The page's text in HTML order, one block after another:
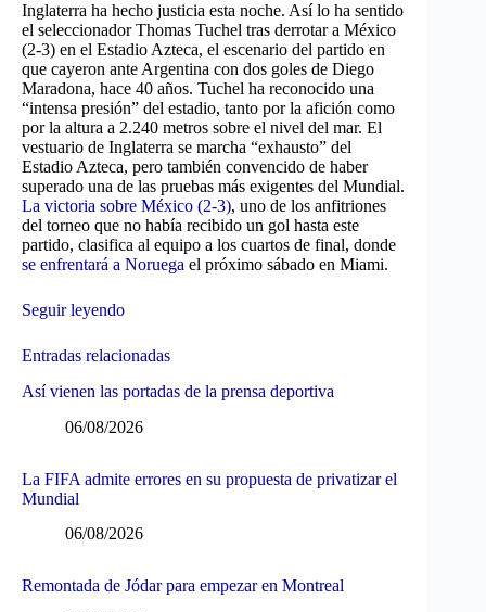
Inglaterra ha hecho justicia esta noche. Así lo ha sentido
el seleccionador Thomas Tuchel tras derrotar a México
(2-3) en el Estadio Azteca, el escenario del partido en
que cayeron ante Argentina con dos goles de Diego
Maradona, hace 40 años. Tuchel ha reconocido una
“intensa presión” del estadio, tanto por la afición como
por la altura a 2.240 metros sobre el nivel del mar. El
vestuario de Inglaterra se marcha “exhausto” del
Estadio Azteca, pero también convencido de haber
superado una de las pruebas más exigentes del Mundial.
La victoria sobre México (2-3), uno de los anfitriones
del torneo que no había recibido un gol hasta este
partido, clasifica al equipo a los cuartos de final, donde
se enfrentará a Noruega el próximo sábado en Miami.
Seguir leyendo
Entradas relacionadas
Así vienen las portadas de la prensa deportiva
06/08/2026
La FIFA admite errores en su propuesta de privatizar el
Mundial
06/08/2026
Remontada de Jódar para empezar en Montreal